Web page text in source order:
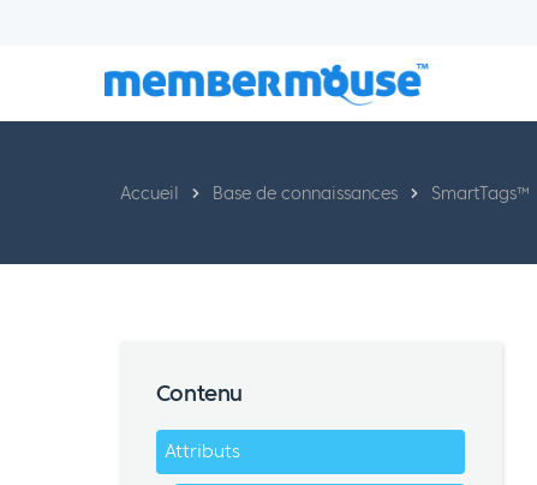
Accueil Base de connaissances SmartTags™
Contenu
Attributs